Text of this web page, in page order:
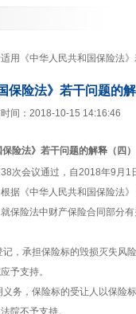
用《中华人民共和国保险法》
险法》若干问题的解
间：2018-10-15 14:16:46
险法》 若干问题的解释（四）
次会议通过，自2018年9月1
《中华人民共和国保险法》
保险法中财产保险合同部分
，承担保险标的毁损灭失风
予支持。
务，保险标的受让人以保险
院不予支持。